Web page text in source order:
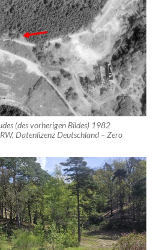
(des vorherigen Bildes) 1982
Datenlizenz Deutschland – Zero